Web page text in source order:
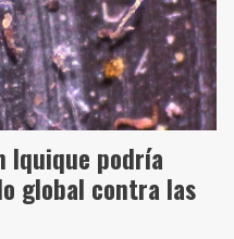
Iquique podría
global contra las